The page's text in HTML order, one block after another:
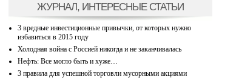
ЖУРНАЛ, ИНТЕРЕСНЫЕ СТАТЬИ
3 вредные инвестиционные привычки, от которых нужно
избавиться в 2015 году
Холодная война с Россией никогда и не заканчивалась
Нефть: Все могло быть и хуже…
3 правила для успешной торговли мусорными акциями